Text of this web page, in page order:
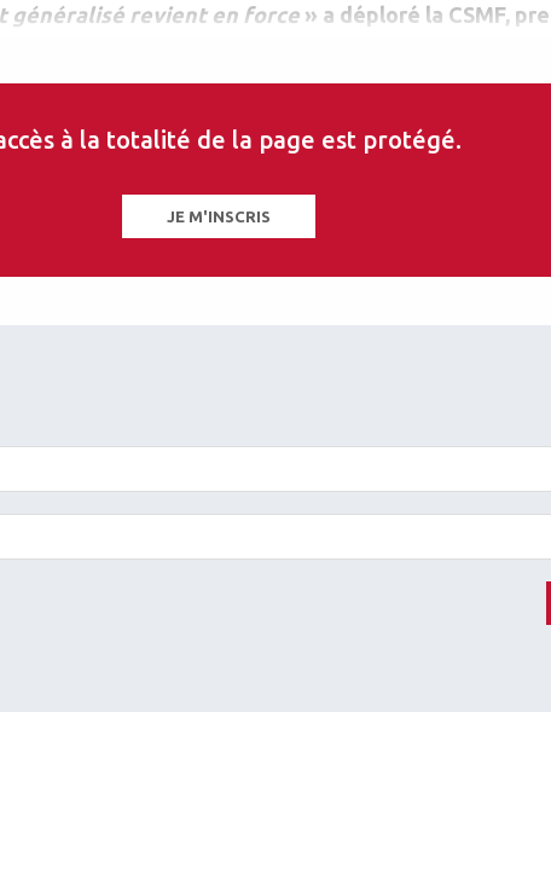
généralisé revient en force » a déploré la CSMF,
à la totalité de la page est protégé.
JE M'INSCRIS